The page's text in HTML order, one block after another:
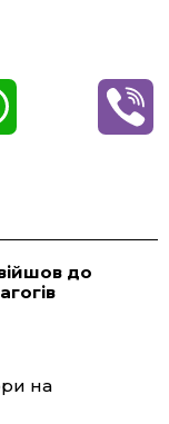
t
A
до
на